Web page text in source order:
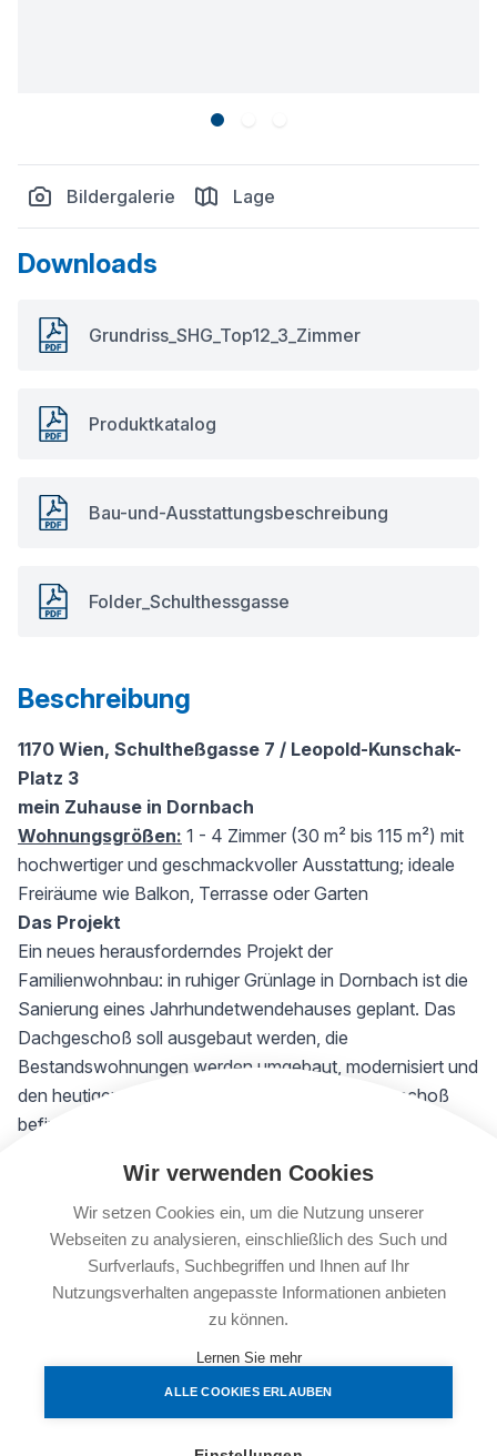
Wir verwenden Cookies
Wir setzen Cookies ein, um die Nutzung unserer
Webseiten zu analysieren, einschließlich des Such und
Surfverlaufs, Suchbegriffen und Ihnen auf Ihr
Nutzungsverhalten angepasste Informationen anbieten
zu können.
Lernen Sie mehr
ALLE COOKIES ERLAUBEN
Bildergalerie Lage
Downloads
Grundriss_SHG_Top12_3_Zimmer
Produktkatalog
Bau-und-Ausstattungsbeschreibung
Folder_Schulthessgasse
Beschreibung
1170 Wien, Schultheßgasse 7 / Leopold-Kunschak-
Platz 3
mein Zuhause in Dornbach
Wohnungsgrößen: 1 - 4 Zimmer (30 m² bis 115 m²) mit
hochwertiger und geschmackvoller Ausstattung; ideale
Freiräume wie Balkon, Terrasse oder Garten
Das Projekt
Ein neues herausforderndes Projekt der
Familienwohnbau: in ruhiger Grünlage in Dornbach ist die
Sanierung eines Jahrhundetwendehauses geplant. Das
Dachgeschoß soll ausgebaut werden, die
Bestandswohnungen werden umgebaut, modernisiert und
den heutigen Bedürfnissen angepasst. Im Erdgeschoß
befindet sich eine große Lokalfläche für Gastronomie.
sanierteBestands-Wohnungen in Größen von 30 m²
bis 94 m² mit 1 bis 3 Zimmern, teilweise mit lauschigem
Balkon in den Innenhof werden dem heutigen Standard
entsprechend hergestellt; außerdem entstehen durch den
Ausbau des Dachgeschoßes weitere 6 neue Wohnungen
mit 3 oder 4 Zimmern von 74 m² bis 140 m² wovon 3
Maisonett-Wohnungen errichtet werden.
Das Gebäude wird thermisch saniert, ein alternatives